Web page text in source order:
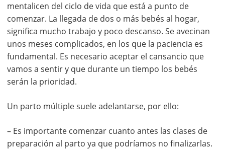
mentalicen del ciclo de vida que está a punto de
comenzar. La llegada de dos o más bebés al hogar,
significa mucho trabajo y poco descanso. Se avecinan
unos meses complicados, en los que la paciencia es
fundamental. Es necesario aceptar el cansancio que
vamos a sentir y que durante un tiempo los bebés
serán la prioridad.
Un parto múltiple suele adelantarse, por ello:
– Es importante comenzar cuanto antes las clases de
preparación al parto ya que podríamos no finalizarlas.